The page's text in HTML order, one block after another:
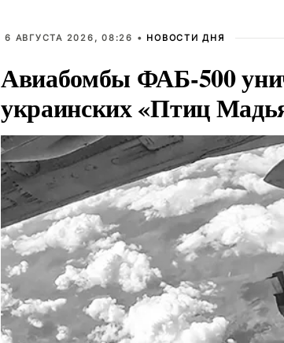
6 АВГУСТА 2026, 08:26 • НОВОСТИ ДНЯ
Авиабомбы ФАБ-500
украинских «Птиц